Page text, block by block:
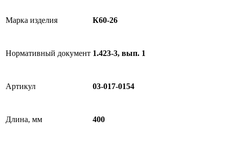
Марка изделия К60-26
Нормативный документ 1.423-3, вып. 1
Артикул 03-017-0154
Длина, мм 400